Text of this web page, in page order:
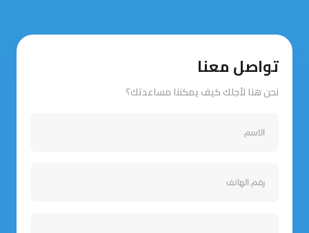
تواصل معنا
نحن هنا لأجلك كيف يمكننا مساعدتك؟